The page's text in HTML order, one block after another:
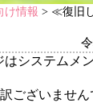
け情報 > ≪復旧
システムメ
ございません